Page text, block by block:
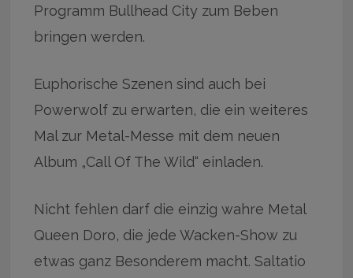
Programm Bullhead City zum Beben
bringen werden.
Euphorische Szenen sind auch bei
Powerwolf zu erwarten, die ein weiteres
Mal zur Metal-Messe mit dem neuen
Album „Call Of The Wild“ einladen.
Nicht fehlen darf die einzig wahre Metal
Queen Doro, die jede Wacken-Show zu
etwas ganz Besonderem macht. Saltatio